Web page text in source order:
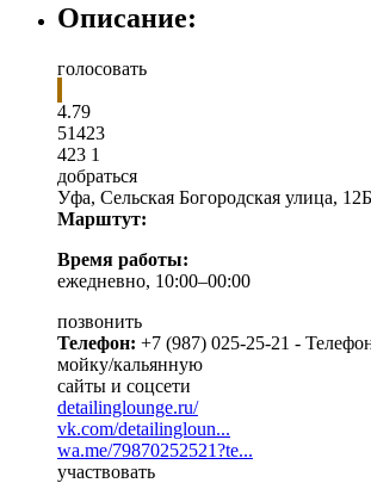
Описание:
голосовать
4.79
51423
423 1
добраться
Уфа, Сельская Богородская улица, 12Б
Марштут:
Время работы:
ежедневно, 10:00–00:00
позвонить
Телефон: +7 (987) 025-25-21 -
мойку/кальянную
сайты и соцсети
detailinglounge.ru/
vk.com/detailingloun...
wa.me/79870252521?te...
участвовать